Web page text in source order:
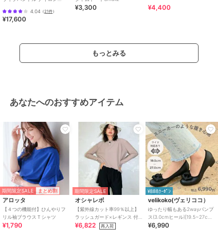
4.04 （21件）
¥17,600
¥3,300 ¥4,400
もっとみる
あなたへのおすすめアイテム
期間限定SALE まとめ割
アロッタ
【４つの機能付】ひんやりフ
リル袖ブラウスＴシャツ
¥1,790
期間限定SALE
オシャレボ
【紫外線カット率99％以上】
ラッシュガード×レギンス 付
き タンキニ
¥6,822 再入荷
¥888ｸｰﾎﾟﾝ
velikoko(ヴェリココ）
ゆったり幅もある2wayパンプ
ス(3.0cmヒール)[19.5~27cm]
ラクチンきれいシューズ
¥6,990